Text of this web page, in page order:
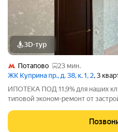
3D-тур
Потапово
23 мин.
ЖК Куприна пр., д. 38, к. 1, 2, 3
ИПОТЕКА ПОД 11,9% для наших
типовой эконом-ремонт от
ламинат и керамогранит. Окна REHAU тихо и тепло
зимой. Радиатор ZEHNDER за 94